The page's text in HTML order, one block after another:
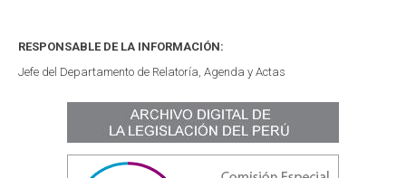
RESPONSABLE DE LA INFORMACIÓN:
Jefe del Departamento de Relatoría, Agenda y Actas